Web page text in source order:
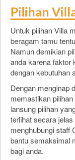
Pilihan
Untuk pilihan Villa
beragam tamu
Namun demikian
anda karena faktor
dengan kebutuhan
Dengan menginap
memastikan
lansung pilihan
terlihat secara
menghubungi staff
bantu semaksimal
bagi anda.